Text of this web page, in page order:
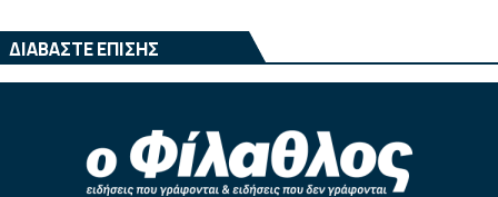
ΔΙΑΒΑΣΤΕ ΕΠΙΣΗΣ